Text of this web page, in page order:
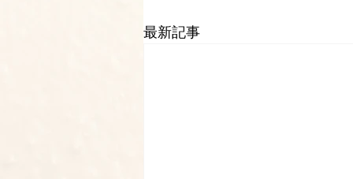
最新記事